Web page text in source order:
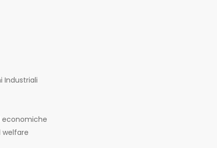
Industriali
economiche
welfare